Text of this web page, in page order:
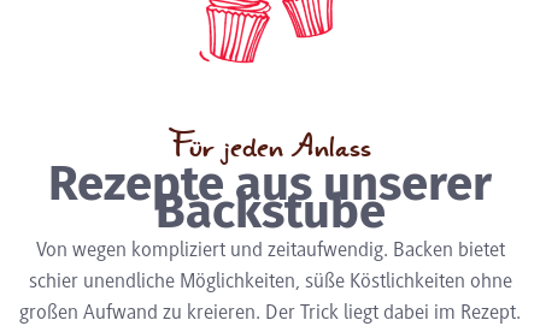
Für jeden Anlass
Rezepte aus unserer
Backstube
Von wegen kompliziert und zeitaufwendig. Backen bietet
schier unendliche Möglichkeiten, süße Köstlichkeiten ohne
großen Aufwand zu kreieren. Der Trick liegt dabei im Rezept.